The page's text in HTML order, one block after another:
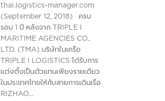
thai.logistics-manager.com
(September 12, 2018) ครบ
รอบ 1 ปี หลังจาก TRIPLE I
MARITIME AGENCIES CO.,
LTD. (TMA) บริษัทในเครือ
TRIPLE I LOGISTICS ได้รับการ
แต่งตั้งเป็นตัวแทนเพียงรายเดียว
ในประเทศไทยให้กับสายการเดินเรือ
RIZHAO...